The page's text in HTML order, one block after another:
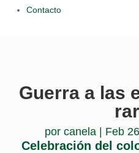
Contacto
Guerra a las
por canela| Feb
Celebración del